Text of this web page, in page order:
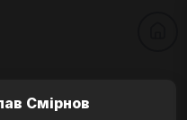
Смірнов